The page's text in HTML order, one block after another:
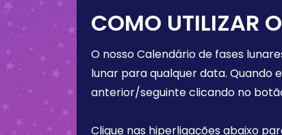
COMO UTILIZAR
O nosso Calendário de fases
lunar para qualquer data. Quando
anterior/seguinte clicando no
Clique nas hiperligações abaixo